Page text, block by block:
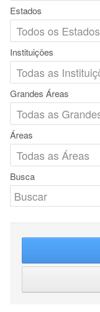
Estados
Instituições
Grandes Áreas
Áreas
Busca